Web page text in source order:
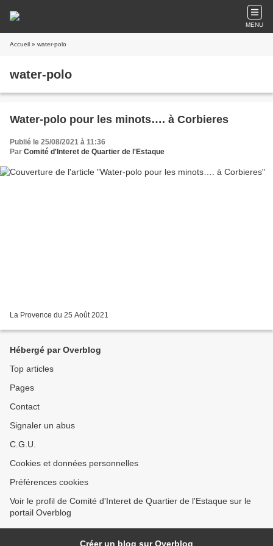
MENU
Accueil » water-polo
water-polo
Water-polo pour les minots…. à Corbieres
Publié le 25/08/2021 à 11:36
Par Comité d'Interet de Quartier de l'Estaque
La Provence du 25 Août 2021
Hébergé par Overblog
Top articles
Pages
Contact
Signaler un abus
C.G.U.
Cookies et données personnelles
Préférences cookies
Voir le profil de Comité d'Interet de Quartier de l'Estaque sur le
portail Overblog
Créer un blog sur Overblog